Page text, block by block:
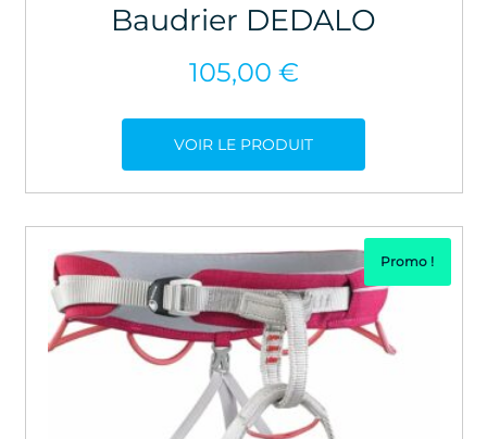
Baudrier DEDALO
105,00 €
VOIR LE PRODUIT
Promo !